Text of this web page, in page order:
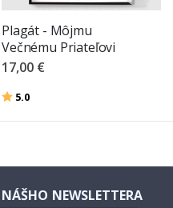
Plagát - Môjmu
Večnému Priateľovi
17,00 €
Hodnotenie:
5.0
NEWSLETTERA